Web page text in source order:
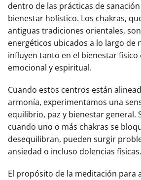
dentro de las prácticas de
bienestar holístico. Los chakras,
antiguas tradiciones orientales,
energéticos ubicados a lo largo de
influyen tanto en el bienestar físico
emocional y espiritual.
Cuando estos centros están
armonía, experimentamos una
equilibrio, paz y bienestar general.
cuando uno o más chakras se
desequilibran, pueden surgir
ansiedad o incluso dolencias físicas.
El propósito de la meditación para